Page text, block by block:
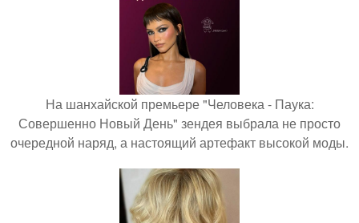
На шанхайской премьере "Человека - Паука:
Совершенно Новый День" зендея выбрала не просто
очередной наряд, а настоящий артефакт высокой моды.